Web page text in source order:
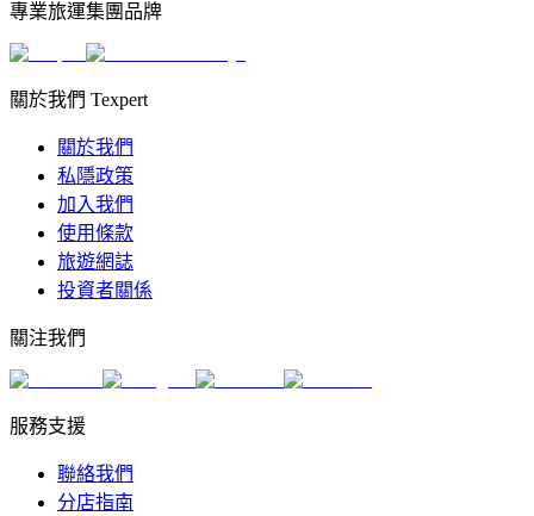
專業旅運集團品牌
關於我們 Texpert
關於我們
私隱政策
加入我們
使用條款
旅遊網誌
投資者關係
關注我們
服務支援
聯絡我們
分店指南